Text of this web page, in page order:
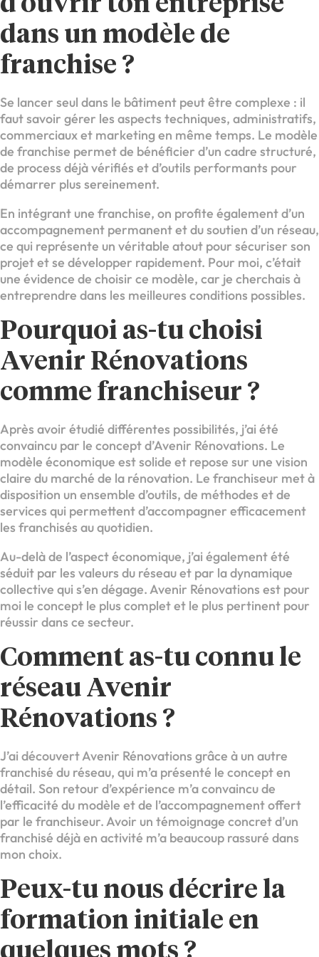
dans un modèle de
franchise ?
Se lancer seul dans le bâtiment peut être complexe : il
faut savoir gérer les aspects techniques, administratifs,
commerciaux et marketing en même temps. Le modèle
de franchise permet de bénéficier d’un cadre structuré,
de process déjà vérifiés et d’outils performants pour
démarrer plus sereinement.
En intégrant une franchise, on profite également d’un
accompagnement permanent et du soutien d’un réseau,
ce qui représente un véritable atout pour sécuriser son
projet et se développer rapidement. Pour moi, c’était
une évidence de choisir ce modèle, car je cherchais à
entreprendre dans les meilleures conditions possibles.
Pourquoi as-tu choisi
Avenir Rénovations
comme franchiseur ?
Après avoir étudié différentes possibilités, j’ai été
convaincu par le concept d’Avenir Rénovations. Le
modèle économique est solide et repose sur une vision
claire du marché de la rénovation. Le franchiseur met à
disposition un ensemble d’outils, de méthodes et de
services qui permettent d’accompagner efficacement
les franchisés au quotidien.
Au-delà de l’aspect économique, j’ai également été
séduit par les valeurs du réseau et par la dynamique
collective qui s’en dégage. Avenir Rénovations est pour
moi le concept le plus complet et le plus pertinent pour
réussir dans ce secteur.
Comment as-tu connu le
réseau Avenir
Rénovations ?
J’ai découvert Avenir Rénovations grâce à un autre
franchisé du réseau, qui m’a présenté le concept en
détail. Son retour d’expérience m’a convaincu de
l’efficacité du modèle et de l’accompagnement offert
par le franchiseur. Avoir un témoignage concret d’un
franchisé déjà en activité m’a beaucoup rassuré dans
mon choix.
Peux-tu nous décrire la
formation initiale en
quelques mots ?